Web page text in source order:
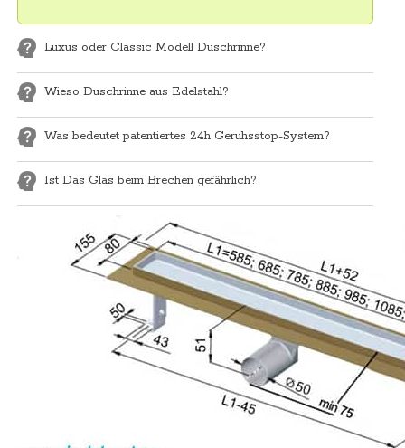
Luxus oder Classic Modell Duschrinne?
Wieso Duschrinne aus Edelstahl?
Was bedeutet patentiertes 24h Geruhsstop-System?
Ist Das Glas beim Brechen gefährlich?